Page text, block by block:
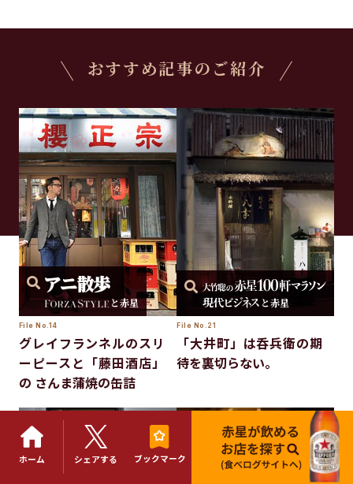
おすすめ記事のご紹介
と赤星
File No.14
グレイフランネルのスリ
ーピースと「藤田酒店」
の さんま蒲焼の缶詰
と赤星
File No.21
「大井町」は呑兵衛の期
待を裏切らない。
ホーム シェアする ブックマーク